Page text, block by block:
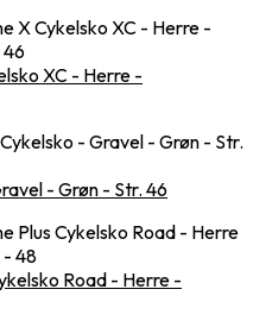
XC - Herre -
- Grøn - Str. 46
Road - Herre -